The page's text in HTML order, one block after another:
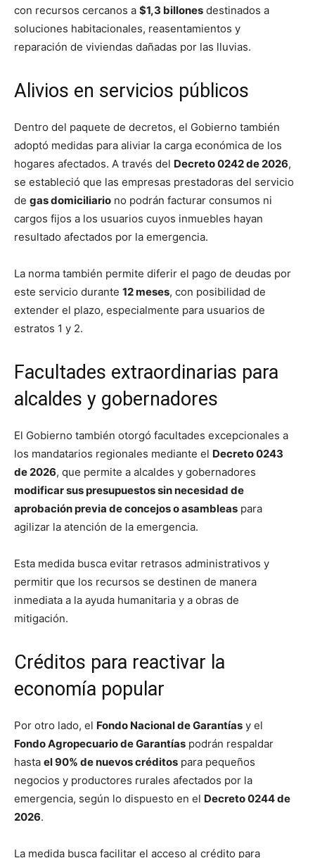
con recursos cercanos a $1,3 billones destinados a
soluciones habitacionales, reasentamientos y
reparación de viviendas dañadas por las lluvias.
Alivios en servicios públicos
Dentro del paquete de decretos, el Gobierno también
adoptó medidas para aliviar la carga económica de los
hogares afectados. A través del Decreto 0242 de 2026,
se estableció que las empresas prestadoras del servicio
de gas domiciliario no podrán facturar consumos ni
cargos fijos a los usuarios cuyos inmuebles hayan
resultado afectados por la emergencia.
La norma también permite diferir el pago de deudas por
este servicio durante 12 meses, con posibilidad de
extender el plazo, especialmente para usuarios de
estratos 1 y 2.
Facultades extraordinarias para
alcaldes y gobernadores
El Gobierno también otorgó facultades excepcionales a
los mandatarios regionales mediante el Decreto 0243
de 2026, que permite a alcaldes y gobernadores
modificar sus presupuestos sin necesidad de
aprobación previa de concejos o asambleas para
agilizar la atención de la emergencia.
Esta medida busca evitar retrasos administrativos y
permitir que los recursos se destinen de manera
inmediata a la ayuda humanitaria y a obras de
mitigación.
Créditos para reactivar la
economía popular
Por otro lado, el Fondo Nacional de Garantías y el
Fondo Agropecuario de Garantías podrán respaldar
hasta el 90% de nuevos créditos para pequeños
negocios y productores rurales afectados por la
emergencia, según lo dispuesto en el Decreto 0244 de
2026.
La medida busca facilitar el acceso al crédito para